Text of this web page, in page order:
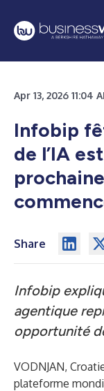
Apr 13, 2026
Infobip
de l’IA
Share
Infobip
agentique
opportunité
VODNJAN,
plateforme